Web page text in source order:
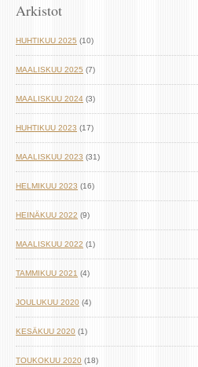
Arkistot
HUHTIKUU 2025 (10)
MAALISKUU 2025 (7)
MAALISKUU 2024 (3)
HUHTIKUU 2023 (17)
MAALISKUU 2023 (31)
HELMIKUU 2023 (16)
HEINÄKUU 2022 (9)
MAALISKUU 2022 (1)
TAMMIKUU 2021 (4)
JOULUKUU 2020 (4)
KESÄKUU 2020 (1)
TOUKOKUU 2020 (18)